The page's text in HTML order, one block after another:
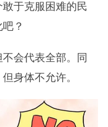
于克服困难的民
？
会代表全部。同
身体不允许。